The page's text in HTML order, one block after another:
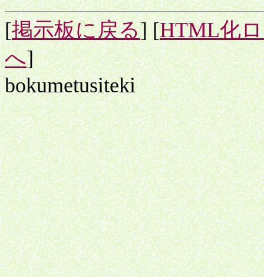
[掲示板に戻る] [HTML化
へ]
bokumetusiteki